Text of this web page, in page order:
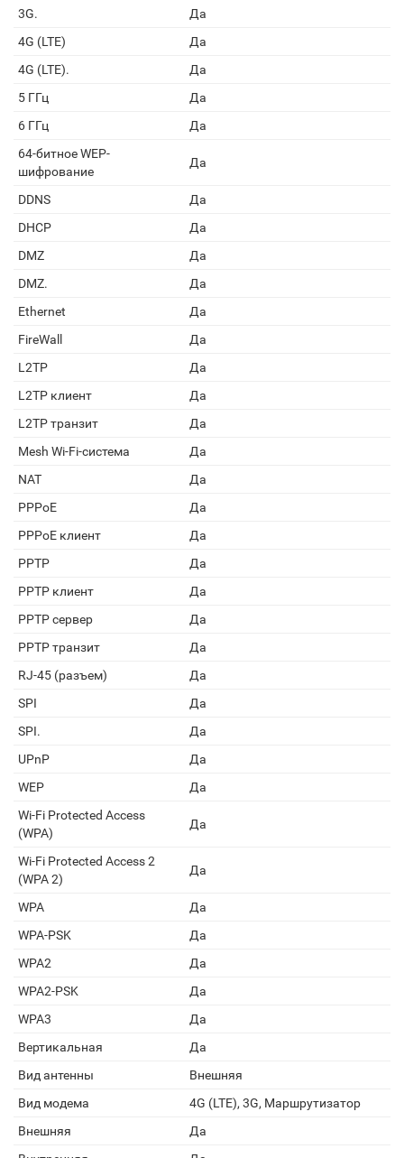
3G.
Да
4G (LTE)
Да
4G (LTE).
Да
5 ГГц
Да
6 ГГц
Да
64-битное WEP-
шифрование
Да
DDNS
Да
DHCP
Да
DMZ
Да
DMZ.
Да
Ethernet
Да
FireWall
Да
L2TP
Да
L2TP клиент
Да
L2TP транзит
Да
Mesh Wi-Fi-система
Да
NAT
Да
PPPoE
Да
PPPoE клиент
Да
PPTP
Да
PPTP клиент
Да
PPTP сервер
Да
PPTP транзит
Да
RJ-45 (разъем)
Да
SPI
Да
SPI.
Да
UPnP
Да
WEP
Да
Wi-Fi Protected Access
(WPA)
Да
Wi-Fi Protected Access 2
(WPA 2)
Да
WPA
Да
WPA-PSK
Да
WPA2
Да
WPA2-PSK
Да
WPA3
Да
Вертикальная
Да
Вид антенны
Внешняя
Вид модема
4G (LTE), 3G, Маршрутизатор
Внешняя
Да